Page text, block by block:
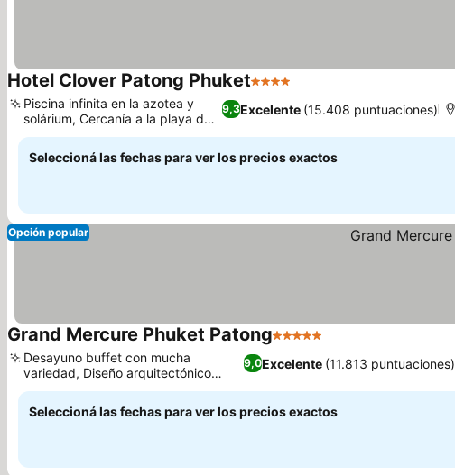
Hotel Clover Patong Phuket4 Estrellas
9,3Excelente (15.408 puntuaciones)
Piscina infinita en la azotea y
solárium, Cercanía a la playa de
Patong
Seleccioná las fechas para ver los precios exactos
Opción popular
Grand Mercure Phuket Patong5 Estrellas
9,0Excelente (11.813 puntuaciones)
Desayuno buffet con mucha
variedad, Diseño arquitectónico
tailandés moderno
Seleccioná las fechas para ver los precios exactos